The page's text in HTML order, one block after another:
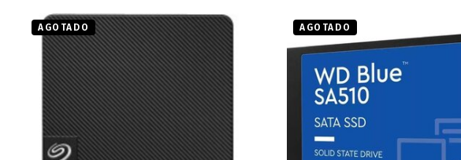
AGOTADO AGOTADO